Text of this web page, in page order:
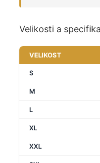
Velikosti a
VELIKOST
S
M
L
XL
XXL